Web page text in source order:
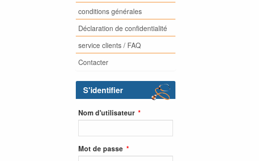
conditions générales
Déclaration de confidentialité
service clients / FAQ
Contacter
S'identifier
Nom d'utilisateur
Mot de passe